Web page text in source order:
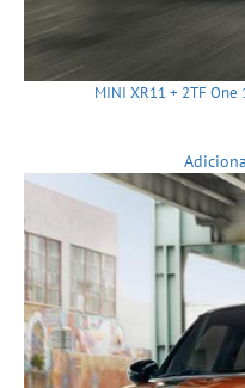
MINI XR11 + 2TF One